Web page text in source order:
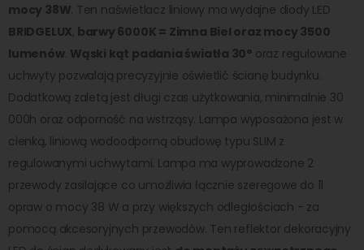
mocy 38W. Ten naświetlacz liniowy ma wydajne diody LED
BRIDGELUX, barwy 6000K = Zimna Biel oraz mocy 3500
lumenów. Wąski kąt padania światła 30° oraz regulowane
uchwyty pozwalają precyzyjnie oświetlić ścianę budynku.
Dodatkową zaletą jest długi czas użytkowania, minimalnie 30
000h oraz odporność na wstrząsy. Lampa wyposażona jest w
cienką, liniową wodoodporną obudowę typu SLIM z
regulowanymi uchwytami. Lampa ma wyprowadzone 2
przewody zasilające co umożliwia łącznie szeregowe do 11
opraw o mocy 38 W a przy większych odległościach - za
pomocą akcesoryjnych przewodów. Ten reflektor dekoracyjny